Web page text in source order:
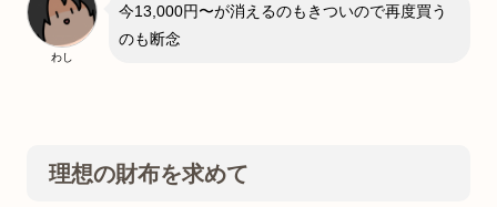
わし
今13,000円〜が消えるのもきついので再度買う
のも断念
理想の財布を求めて